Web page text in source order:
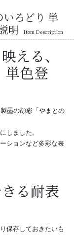
いろどり 単
明
Item Description
える、
単色登
墨の顔彩「やまとの
しました。
ションなど多彩な表
る耐表
保存しておきたいも